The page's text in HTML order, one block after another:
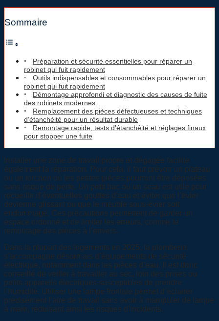
Sommaire
Préparation et sécurité essentielles pour réparer un
robinet qui fuit rapidement
Outils indispensables et consommables pour réparer un
robinet qui fuit rapidement
Démontage approfondi et diagnostic des causes de fuite
des robinets modernes
Remplacement des pièces défectueuses et techniques
d’étanchéité pour un résultat durable
Remontage rapide, tests d’étanchéité et réglages finaux
pour stopper une fuite
Installer une zone de travail propre et dégagée facilite
également la réparation. Pour cela, il faut prévoir un plateau
ou un torchon où les petites pièces pourront être déposées
sans risque de perte. Un petit bac ou un seau est utile pour
recueillir d’éventuelles gouttes d’eau et éviter que l’évier
devienne glissant ou que le meuble sous-évier soit
endommagé. Ces précautions permettent de garder un
espace ordonné et de limiter les erreurs, comme le
remontage des pièces à l’envers.
Dans la plupart des logements en 2025, la plomberie
s’accompagne désormais d’équipements de sécurité
électrique, notamment dans les pièces d’eau. Il est donc
conseillé de veiller à travailler au sec, loin des prises ou
petits appareils électriques susceptibles de prendre
l’humidité. Utiliser une lampe frontale permet d’éclairer
précisément l’aire de travail sans avoir à manipuler de lampe
à main, réduisant ainsi les risques d’incidents.